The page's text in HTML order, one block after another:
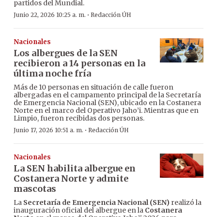
partidos del Mundial.
Junio 22, 2026 10:25 a. m. · Redacción ÚH
Nacionales
Los albergues de la SEN
recibieron a 14 personas en la
última noche fría
Más de 10 personas en situación de calle fueron
albergadas en el campamento principal de la Secretaría
de Emergencia Nacional (SEN), ubicado en la Costanera
Norte en el marco del Operativo Jaho’i. Mientras que en
Limpio, fueron recibidas dos personas.
Junio 17, 2026 10:51 a. m. · Redacción ÚH
Nacionales
La SEN habilita albergue en
Costanera Norte y admite
mascotas
La Secretaría de Emergencia Nacional (SEN) realizó la
inauguración oficial del albergue en la Costanera